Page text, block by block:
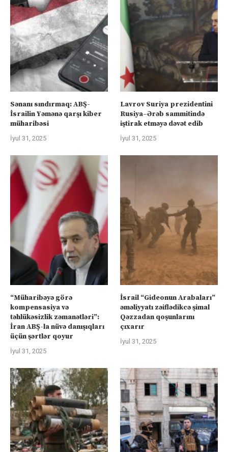
Sənanı sındırmaq: ABŞ-
İsrailin Yəmənə qarşı kiber
müharibəsi
İyul 31, 2025
Lavrov Suriya prezidentini
Rusiya–Ərəb sammitində
iştirak etməyə dəvət edib
İyul 31, 2025
“Müharibəyə görə
kompensasiya və
təhlükəsizlik zəmanətləri”:
İran ABŞ-la nüvə danışıqları
üçün şərtlər qoyur
İyul 31, 2025
İsrail “Gideonun Arabaları”
əməliyyatı zəiflədikcə şimal
Qəzzadan qoşunlarını
çıxarır
İyul 31, 2025